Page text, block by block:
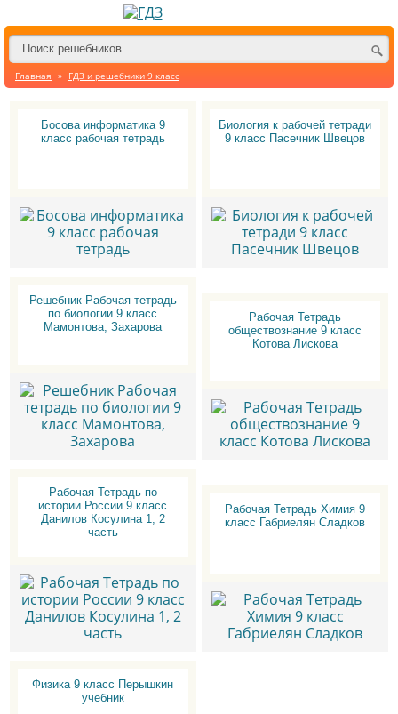
Главная » ГДЗ и решебники 9 класс
Босова информатика 9
класс рабочая тетрадь
Биология к рабочей тетради
9 класс Пасечник Швецов
Решебник Рабочая тетрадь
по биологии 9 класс
Мамонтова, Захарова
Рабочая Тетрадь
обществознание 9 класс
Котова Лискова
Рабочая Тетрадь по
истории России 9 класс
Данилов Косулина 1, 2
часть
Рабочая Тетрадь Химия 9
класс Габриелян Сладков
Физика 9 класс Перышкин
учебник